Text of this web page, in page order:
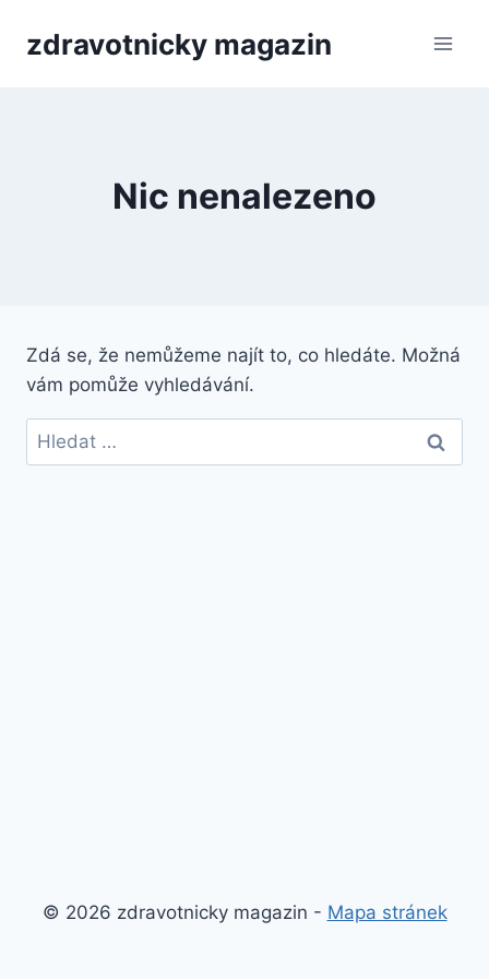
zdravotnicky magazin
Nic nenalezeno
Zdá se, že nemůžeme najít to, co hledáte. Možná
vám pomůže vyhledávání.
Vyhledávání
© 2026 zdravotnicky magazin - Mapa stránek